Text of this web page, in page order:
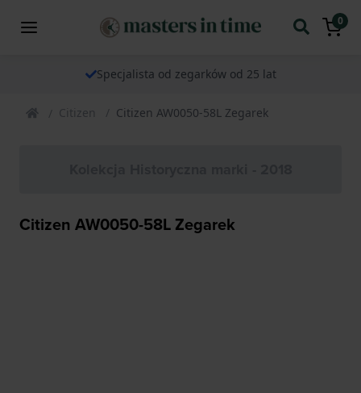
0
Specjalista od zegarków od 25 lat
Citizen Citizen AW0050-58L Zegarek
Citizen AW0050-58L Zegarek